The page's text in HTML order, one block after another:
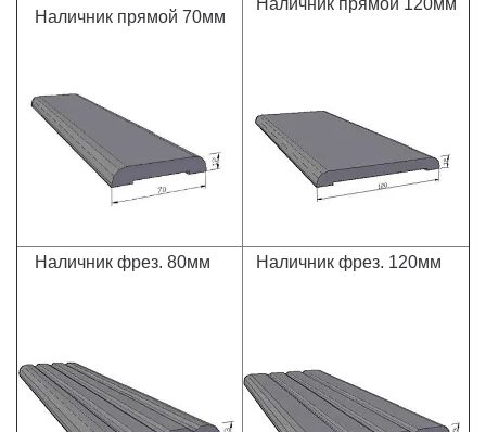
Наличник прямой 70мм
Наличник фрез. 80мм Наличник фрез. 120мм